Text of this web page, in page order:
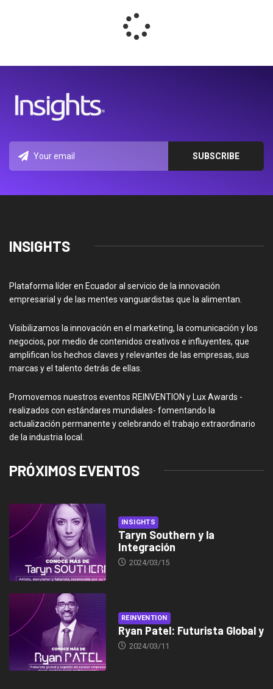
INSIGHTS
Plataforma líder en Ecuador al servicio de la innovación
empresarial y de las mentes vanguardistas que la alimentan.
Visibilizamos la innovación en el marketing, la comunicación y los
negocios, por medio de contenidos creativos e influyentes, que
amplifican los hechos claves y relevantes de las empresas, sus
marcas y el talento detrás de ellas.
Promovemos nuestros eventos REINVENTION y Lux Awards -
realizados con estándares mundiales- fomentando la
actualización permanente y celebrando el trabajo extraordinario
de la industria local.
PRÓXIMOS EVENTOS
INSIGHTS
Taryn Southern y la
Integración
2024/03/15
REINVENTION
Ryan Patel: Futurista Global y
2024/03/11